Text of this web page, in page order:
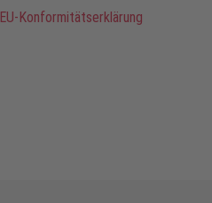
EU-Konformitätserklärung